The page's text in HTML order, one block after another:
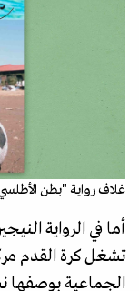
غلاف رواية "بطن
أما في الرواية
تشغل كرة القدم
الجماعية بوصفها